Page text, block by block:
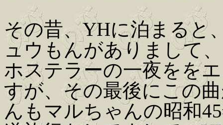
その昔、YHに泊まると
ュウもんがありまして
ホステラーの一夜をを
すが、その最後にこの
んもマルちゃんの昭和